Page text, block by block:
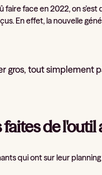
face en 2022, on
En effet, la nouvelle
gros, tout simplement
de l'outil
qui ont sur leur